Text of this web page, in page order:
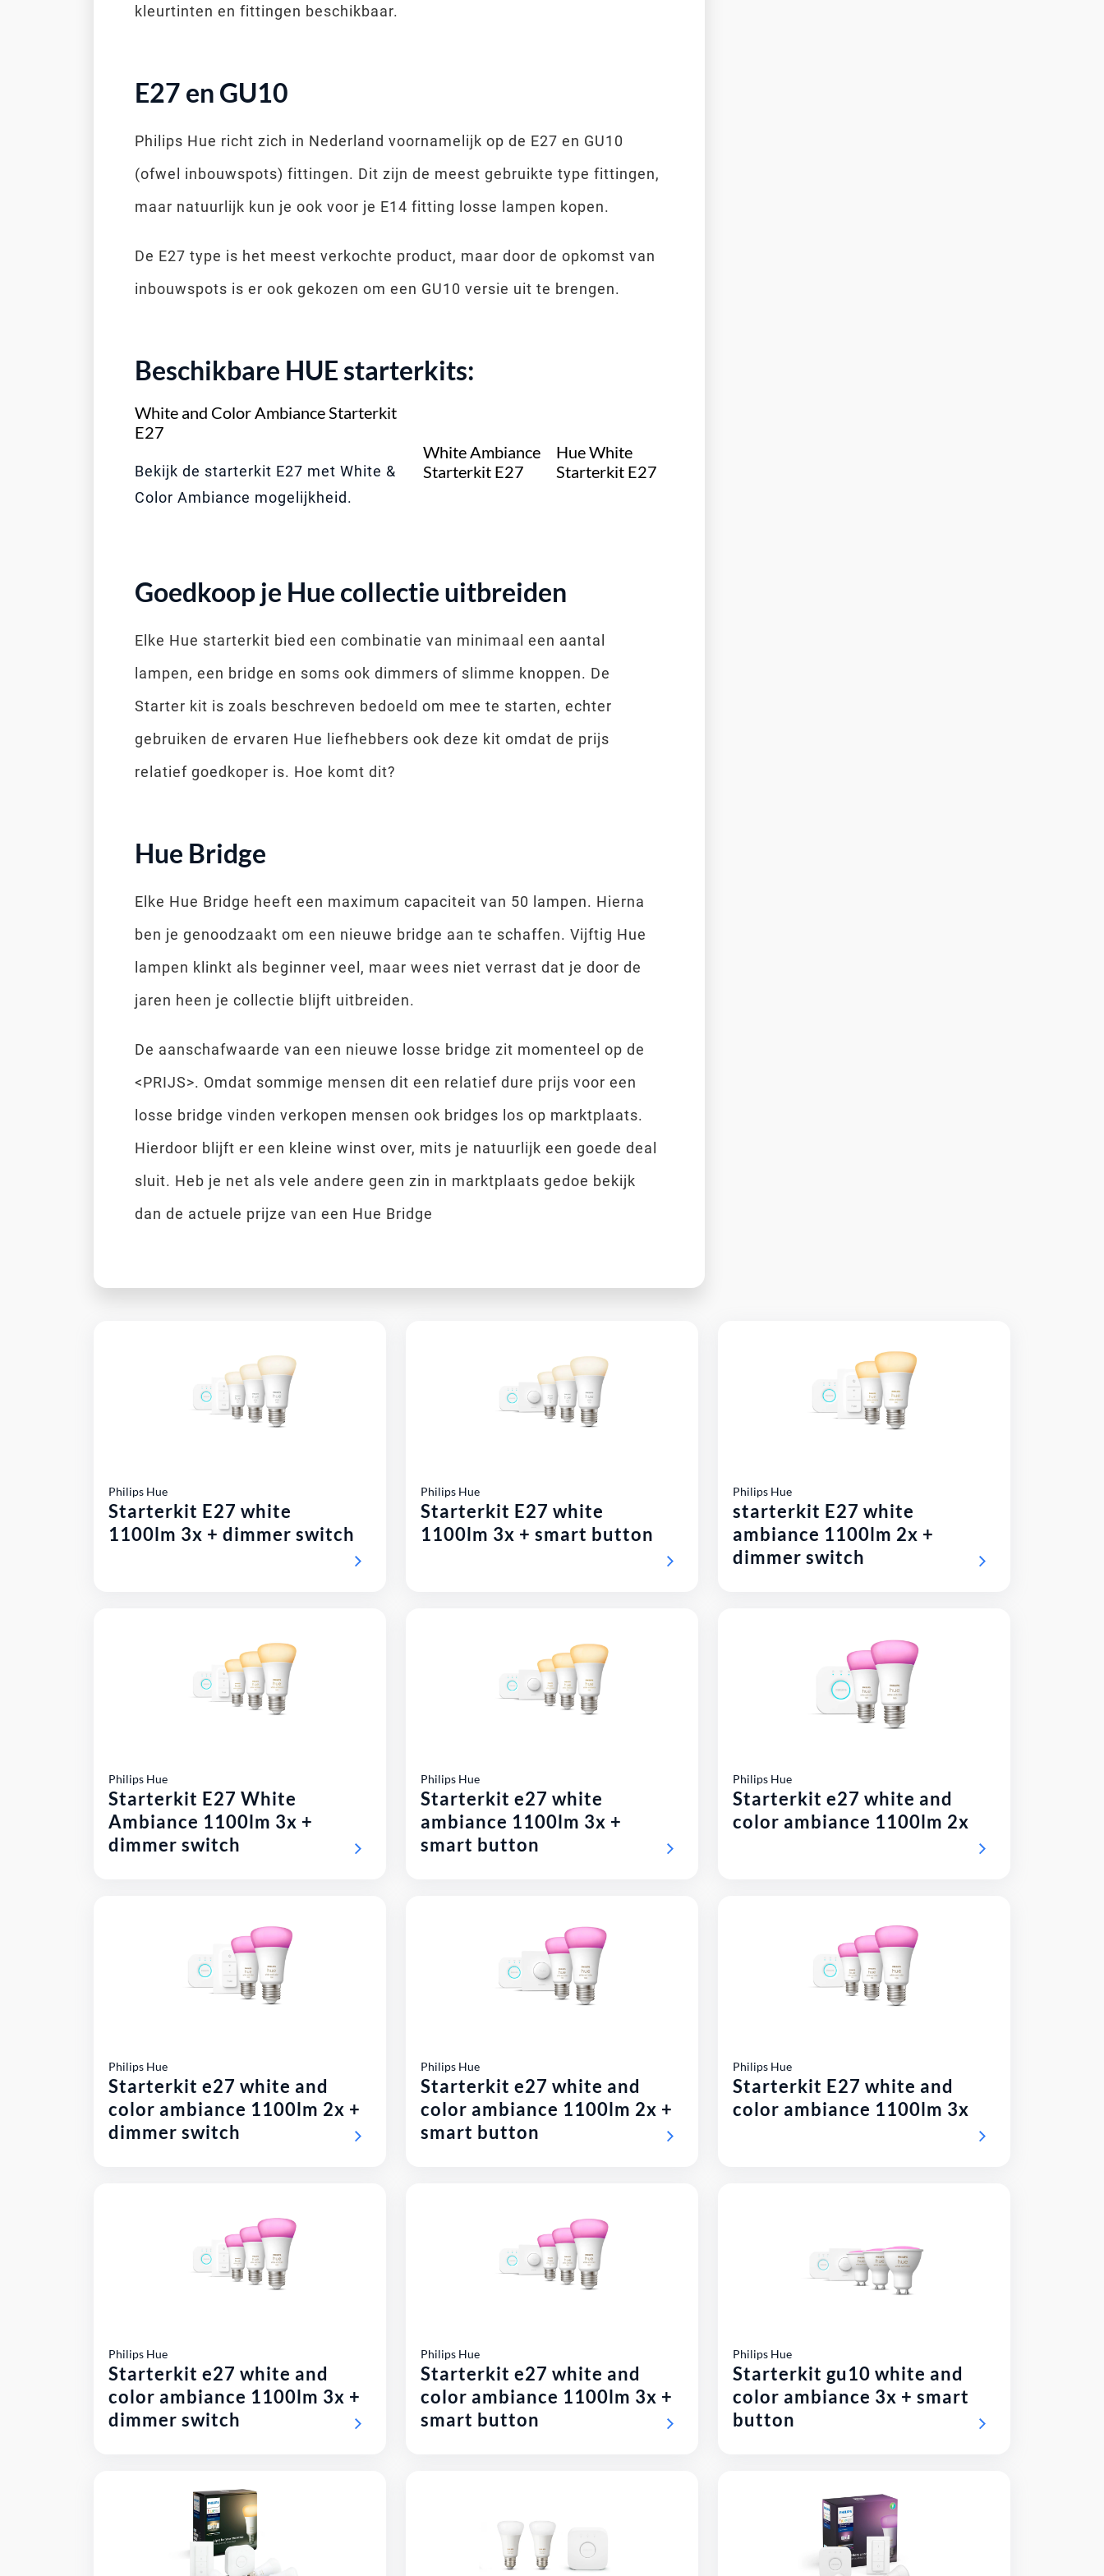
kleurtinten en fittingen beschikbaar.
E27 en GU10
Philips Hue richt zich in Nederland voornamelijk op de E27 en GU10
(ofwel inbouwspots) fittingen. Dit zijn de meest gebruikte type fittingen,
maar natuurlijk kun je ook voor je E14 fitting losse lampen kopen.
De E27 type is het meest verkochte product, maar door de opkomst van
inbouwspots is er ook gekozen om een GU10 versie uit te brengen.
Beschikbare HUE starterkits:
White and Color Ambiance Starterkit
E27
Bekijk de starterkit E27 met White &
Color Ambiance mogelijkheid.
White Ambiance
Starterkit E27
Hue White
Starterkit E27
Goedkoop je Hue collectie uitbreiden
Elke Hue starterkit bied een combinatie van minimaal een aantal
lampen, een bridge en soms ook dimmers of slimme knoppen. De
Starter kit is zoals beschreven bedoeld om mee te starten, echter
gebruiken de ervaren Hue liefhebbers ook deze kit omdat de prijs
relatief goedkoper is. Hoe komt dit?
Hue Bridge
Elke Hue Bridge heeft een maximum capaciteit van 50 lampen. Hierna
ben je genoodzaakt om een nieuwe bridge aan te schaffen. Vijftig Hue
lampen klinkt als beginner veel, maar wees niet verrast dat je door de
jaren heen je collectie blijft uitbreiden.
De aanschafwaarde van een nieuwe losse bridge zit momenteel op de
<PRIJS>. Omdat sommige mensen dit een relatief dure prijs voor een
losse bridge vinden verkopen mensen ook bridges los op marktplaats.
Hierdoor blijft er een kleine winst over, mits je natuurlijk een goede deal
sluit. Heb je net als vele andere geen zin in marktplaats gedoe bekijk
dan de actuele prijze van een Hue Bridge
Philips Hue
Starterkit E27 white
1100lm 3x + dimmer switch
Philips Hue
Starterkit E27 white
1100lm 3x + smart button
Philips Hue
starterkit E27 white
ambiance 1100lm 2x +
dimmer switch
Philips Hue
Starterkit E27 White
Ambiance 1100lm 3x +
dimmer switch
Philips Hue
Starterkit e27 white
ambiance 1100lm 3x +
smart button
Philips Hue
Starterkit e27 white and
color ambiance 1100lm 2x
Philips Hue
Starterkit e27 white and
color ambiance 1100lm 2x +
dimmer switch
Philips Hue
Starterkit e27 white and
color ambiance 1100lm 2x +
smart button
Philips Hue
Starterkit E27 white and
color ambiance 1100lm 3x
Philips Hue
Starterkit e27 white and
color ambiance 1100lm 3x +
dimmer switch
Philips Hue
Starterkit e27 white and
color ambiance 1100lm 3x +
smart button
Philips Hue
Starterkit gu10 white and
color ambiance 3x + smart
button